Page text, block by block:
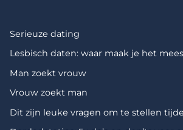
Serieuze dating
Lesbisch daten: waar maak je het
Man zoekt vrouw
Vrouw zoekt man
Dit zijn leuke vragen om te stellen